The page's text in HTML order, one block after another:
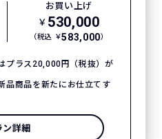
お買い上げ
￥ 530,000
（税込 ￥583,000）
プラス20,000円（税抜）が
品商品を新たにお仕立てす
ン詳細